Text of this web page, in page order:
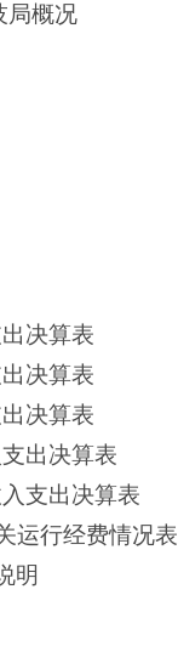
局概况
决算表
决算表
决算表
出决算表
支出决算表
运行经费情况表
明